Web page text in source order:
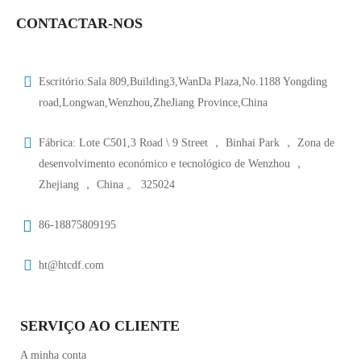
CONTACTAR-NOS
Escritório:Sala 809,Building3,WanDa Plaza,No.1188 Yongding
road,Longwan,Wenzhou,ZheJiang Province,China
Fábrica: Lote C501,3 Road \ 9 Street ， Binhai Park ， Zona de
desenvolvimento económico e tecnológico de Wenzhou ，
Zhejiang ， China 。 325024
86-18875809195
ht@htcdf.com
SERVIÇO AO CLIENTE
A minha conta